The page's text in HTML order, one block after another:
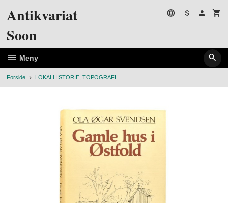
Antikvariat
Soon
Meny
Forside LOKALHISTORIE, TOPOGRAFI